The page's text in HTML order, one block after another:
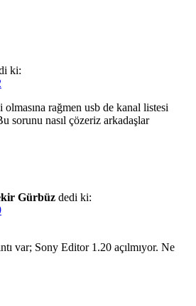
ki:
rağmen usb de kanal listesi
sorunu nasıl çözeriz arkadaşlar
Gürbüz dedi ki:
var; Sony Editor 1.20 açılmıyor. Ne